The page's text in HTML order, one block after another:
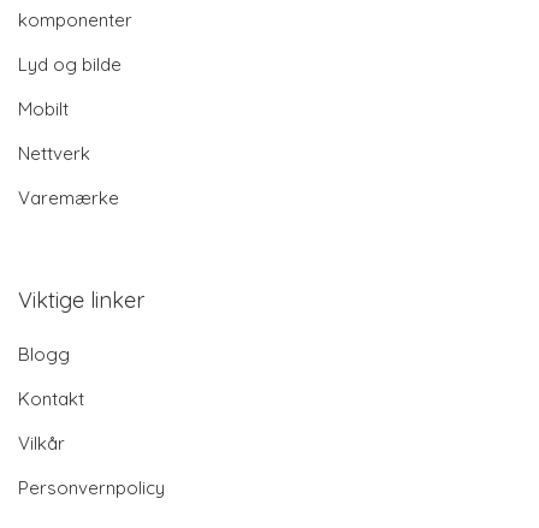
komponenter
Lyd og bilde
Mobilt
Nettverk
Varemærke
Viktige linker
Blogg
Kontakt
Vilkår
Personvernpolicy